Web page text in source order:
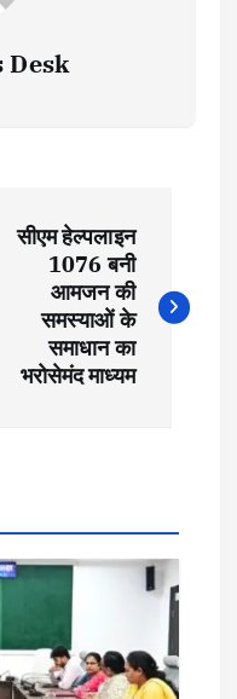
Desk
सीएम हेल्पलाइन
1076 बनी
आमजन की
समस्याओं के
समाधान का
भरोसेमंद माध्यम